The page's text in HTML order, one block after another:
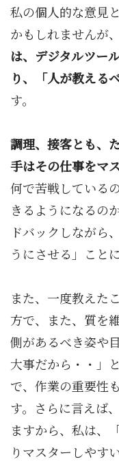
私の個人的な意見
かもしれませんが、
は、デジタルツー
り、「人が教える
す。
調理、接客とも、
手はその仕事をマ
何で苦戦している
きるようになるの
ドバックしながら
うにさせる」こと
また、一度教えた
方で、また、質を
側があるべき姿や
大事だから・・」
で、作業の重要性
す。さらに言えば
ますから、私は、
りマスターしやす